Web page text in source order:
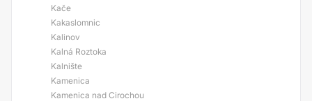
Kače
Kakaslomnic
Kalinov
Kalná Roztoka
Kalnište
Kamenica
Kamenica nad Cirochou